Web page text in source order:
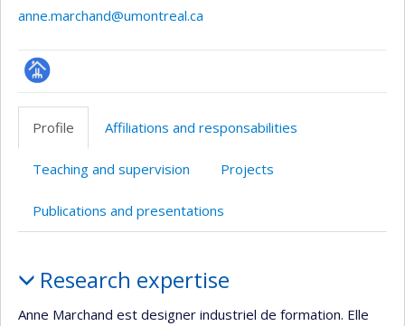
anne.marchand@umontreal.ca
Page
professionnelle
Profile Affiliations and responsabilities
Teaching and supervision Projects
Publications and presentations
Research expertise
Anne Marchand est designer industriel de formation. Elle